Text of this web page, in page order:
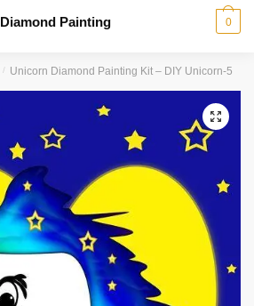
Diamond Painting 0
/ Unicorn Diamond Painting Kit – DIY Unicorn-5
🔍